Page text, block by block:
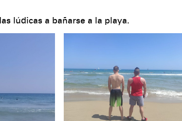
lúdicas a bañarse a la playa.